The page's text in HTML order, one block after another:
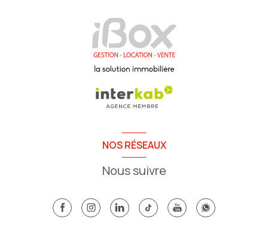
NOS RÉSEAUX
Nous suivre